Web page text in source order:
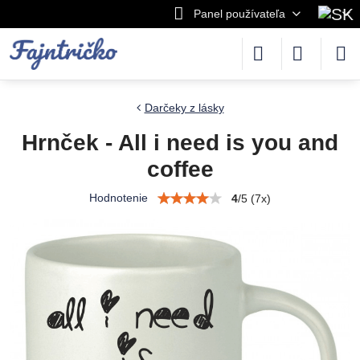
Panel používateľa
Darčeky z lásky
Hrnček - All i need is you and
coffee
Hodnotenie 4/5 (7x)